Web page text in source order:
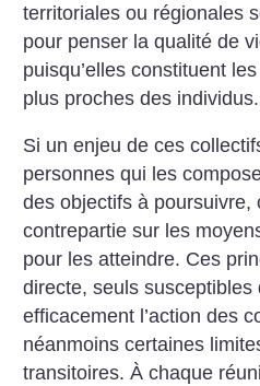
territoriales ou régionales
pour penser la qualité de
puisqu’elles constituent
plus proches des individus.
Si un enjeu de ces
personnes qui les
des objectifs à poursuivre,
contrepartie sur les
pour les atteindre. Ces
directe, seuls susceptibles
efficacement l’action des
néanmoins certaines
transitoires. À chaque